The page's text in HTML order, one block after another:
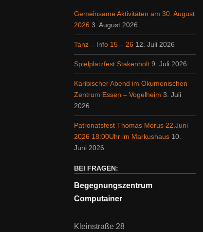
Gemeinsame Aktivitäten am 30. August
2026 3. August 2026
Tanz – Info 15 – 26 12. Juli 2026
Spielplatzfest Stakenholt 9. Juli 2026
Karibischer Abend im Ökumenischen
Zentrum Essen – Vogelheim 3. Juli
2026
Patronatsfest Thomas Morus 22.Juni
2026 18:00Uhr im Markushaus 10.
Juni 2026
BEI FRAGEN:
Begegnungszentrum
Computainer
Kleinstraße 28